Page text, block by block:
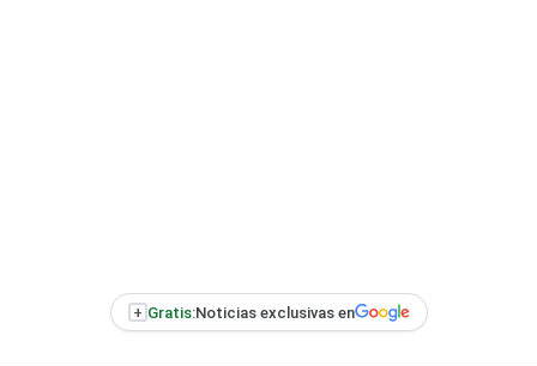
+ Gratis:Noticias exclusivas en